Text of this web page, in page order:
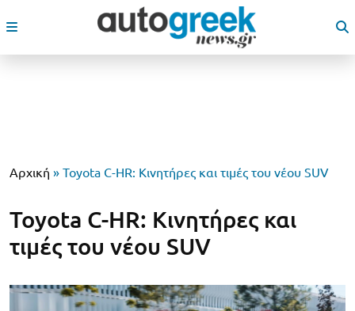
Αρχική » Toyota C-HR: Κινητήρες και τιμές του νέου SUV
Toyota C-HR: Κινητήρες και
τιμές του νέου SUV